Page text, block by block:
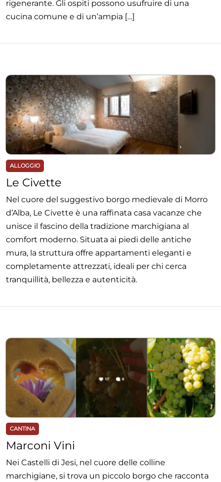
rigenerante. Gli ospiti possono usufruire di una
cucina comune e di un’ampia […]
ALLOGGIO
Le Civette
Nel cuore del suggestivo borgo medievale di Morro
d’Alba, Le Civette è una raffinata casa vacanze che
unisce il fascino della tradizione marchigiana al
comfort moderno. Situata ai piedi delle antiche
mura, la struttura offre appartamenti eleganti e
completamente attrezzati, ideali per chi cerca
tranquillità, bellezza e autenticità.
CANTINA
Marconi Vini
Nei Castelli di Jesi, nel cuore delle colline
marchigiane, si trova un piccolo borgo che racconta